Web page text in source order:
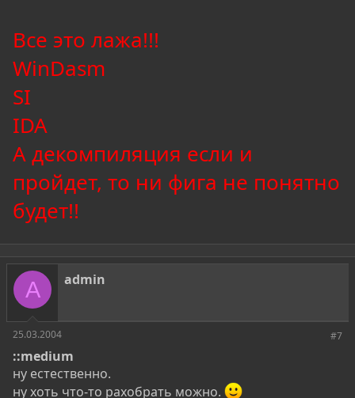
Все это лажа!!!
WinDasm
SI
IDA
А декомпиляция если и
пройдет, то ни фига не понятно
будет!!
A admin
25.03.2004 #7
::medium
ну естественно.
ну хоть что-то рахобрать можно.